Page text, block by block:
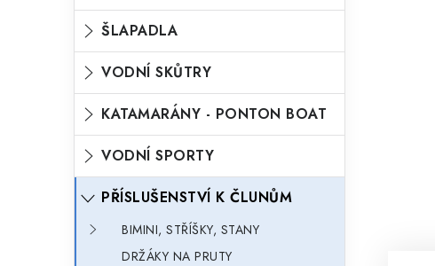
ŠLAPADLA
VODNÍ SKŮTRY
KATAMARÁNY - PONTON BOAT
VODNÍ SPORTY
PŘÍSLUŠENSTVÍ K ČLUNŮM
BIMINI, STŘÍŠKY, STANY
DRŽÁKY NA PRUTY